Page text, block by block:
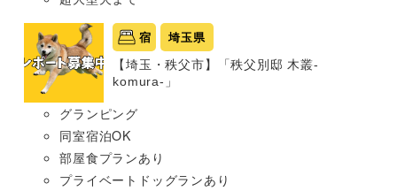
宿 埼玉県
【埼玉・秩父市】「秩父別邸 木叢-
komura-」
グランピング
同室宿泊OK
部屋食プランあり
プライベートドッグランあり